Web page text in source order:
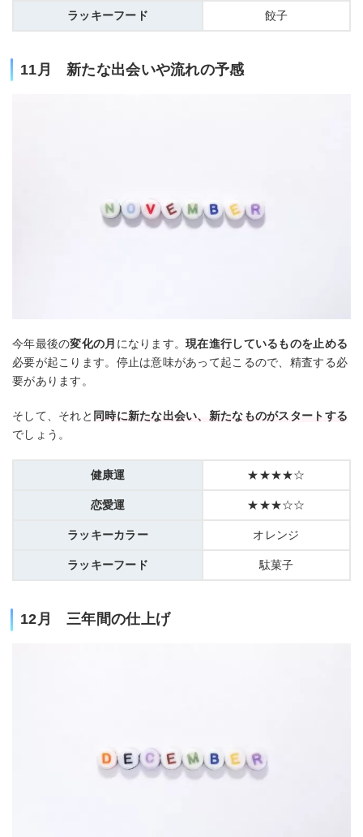
ラッキーフード 餃子
11月 新たな出会いや流れの予感
今年最後の変化の月 になります。現在進行しているものを止める
必要が起こります。停止は意味があって起こるので、精査する必
要があります。
そして、それと 同時に新たな出会い、新たなものがスタートする
でしょう。
健康運 ★★★★☆
恋愛運 ★★★☆☆
ラッキーカラー オレンジ
ラッキーフード 駄菓子
12月 三年間の仕上げ